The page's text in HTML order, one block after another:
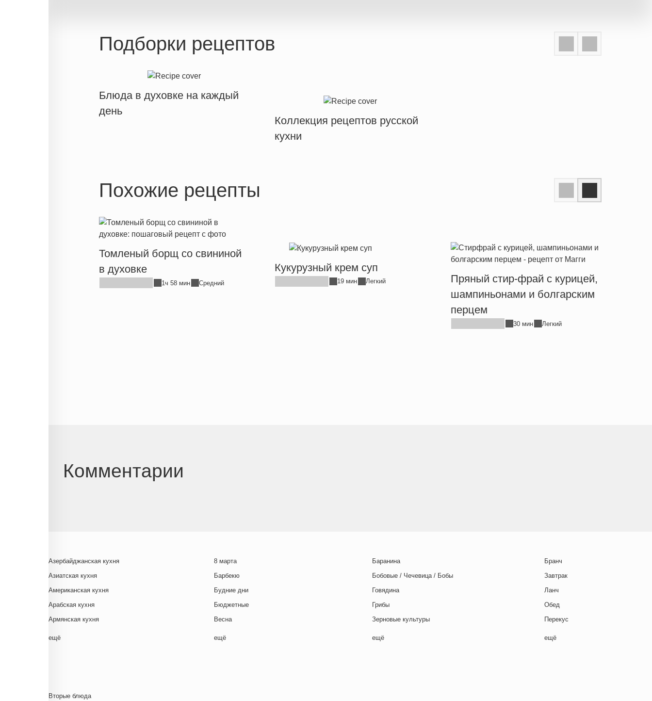
Подборки рецептов
Блюда в духовке на каждый
день
Коллекция рецептов русской
кухни
Похожие рецепты
Томленый борщ со свининой
в духовке
1ч 58 мин Средний
Кукурузный крем суп
19 мин Легкий
Пряный стир-фрай с курицей,
шампиньонами и болгарским
перцем
30 мин Легкий
Комментарии
Азербайджанская кухня
Азиатская кухня
Американская кухня
Арабская кухня
Армянская кухня
Белорусская
Венгерская кухня
ещё
8 марта
Барбекю
Будние дни
Бюджетные
Весна
Выходные дни
ещё
Баранина
Бобовые / Чечевица / Бобы
Говядина
Грибы
Зерновые культуры
Картофель
ещё
Бранч
Завтрак
Ланч
Обед
Перекус
Полдник
ещё
Вторые блюда